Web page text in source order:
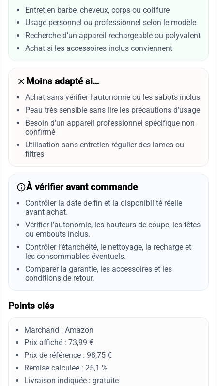
Entretien barbe, cheveux, corps ou coiffure
Usage personnel ou professionnel selon le modèle
Recherche d’un appareil rechargeable ou polyvalent
Achat si les accessoires inclus conviennent
Moins adapté si…
Achat sans vérifier l’autonomie ou les sabots inclus
Peau très sensible sans lire les précautions d’usage
Besoin d’un appareil professionnel spécifique non
confirmé
Utilisation sans entretien régulier des lames ou
filtres
À vérifier avant commande
Contrôler la date de fin et la disponibilité réelle
avant achat.
Vérifier l’autonomie, les hauteurs de coupe, les têtes
ou embouts inclus.
Contrôler l’étanchéité, le nettoyage, la recharge et
les consommables éventuels.
Comparer la garantie, les accessoires et les
conditions de retour.
Points clés
Marchand : Amazon
Prix affiché : 73,99 €
Prix de référence : 98,75 €
Remise calculée : 25,1 %
Livraison indiquée : gratuite